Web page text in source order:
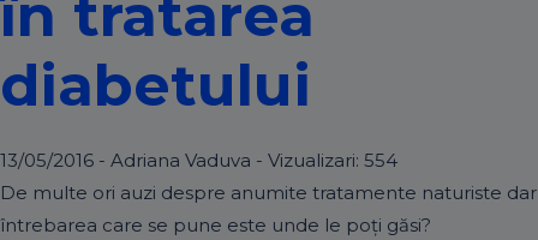
în tratarea
diabetului
13/05/2016 - Adriana Vaduva - Vizualizari: 554
De multe ori auzi despre anumite tratamente naturiste dar
întrebarea care se pune este unde le poți găsi?